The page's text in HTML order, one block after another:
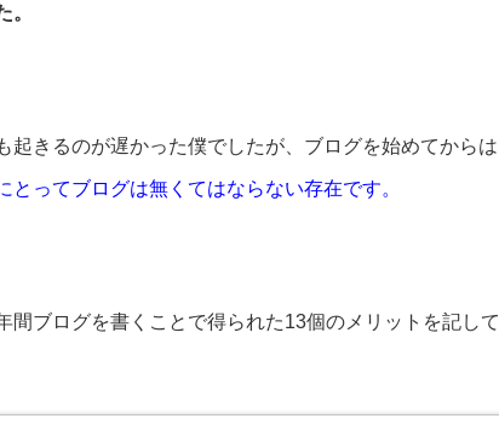
。
起きるのが遅かった僕でしたが、ブログを始めてからは
とってブログは無くてはならない存在です。
ブログを書くことで得られた13個のメリットを記して